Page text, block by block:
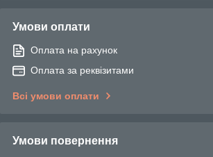
Умови оплати
Оплата на рахунок
Оплата за реквізитами
Всі умови оплати
Умови повернення